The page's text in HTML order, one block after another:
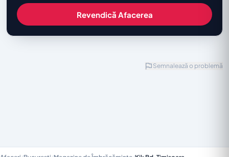
Revendică Afacerea
Semnalează o problemă